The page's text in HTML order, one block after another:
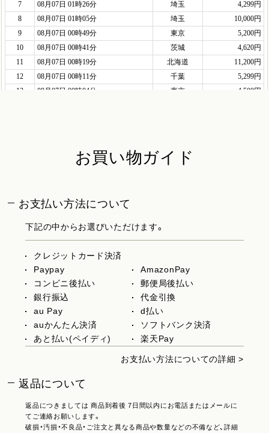
お買い物ガイド
お支払い方法について
下記の中からお選びいただけます。
クレジットカード決済
Paypay
AmazonPay
コンビニ後払い
郵便局後払い
銀行振込
代金引換
au Pay
d払い
auかんたん決済
ソフトバンク決済
あと払い(ペイディ)
楽天Pay
お支払い方法についての詳細 >
返品について
返品につきましては 商品到着後 7日間以内にお電話またはメールに
てご連絡お願いします。
破損・汚損・不良品・ご注文と異なる商品や数量などの不備など、詳細